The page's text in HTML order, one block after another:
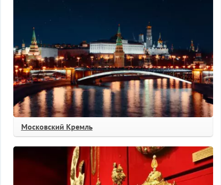
Московский Кремль